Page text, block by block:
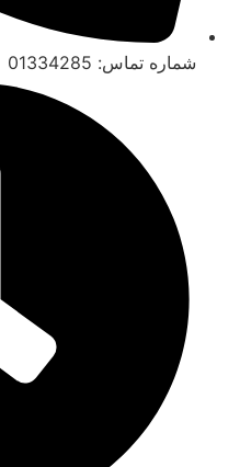
شماره تماس: 01334285